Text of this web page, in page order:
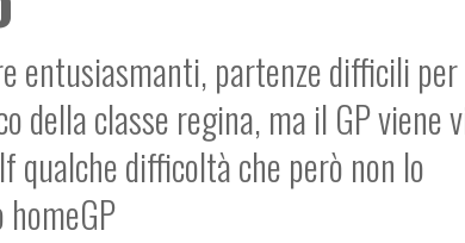
entusiasmanti, partenze difficili per
della classe regina, ma il GP viene
qualche difficoltà che però non lo